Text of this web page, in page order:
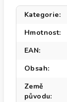
Kategorie:
Hmotnost:
EAN:
Obsah:
Země
původu: